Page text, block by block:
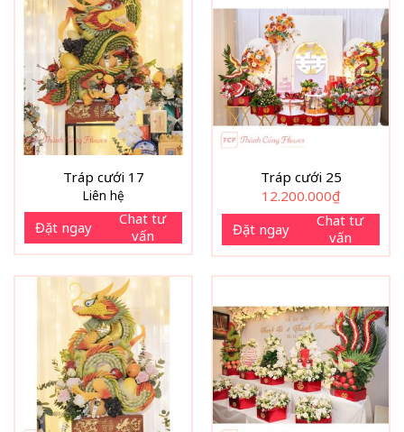
Tráp cưới 17
Liên hệ
Đặt ngay
Chat tư
vấn
Tráp cưới 25
12.200.000₫
Đặt ngay
Chat tư
vấn